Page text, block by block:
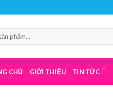
CHỦ GIỚI THIỆU TIN TỨC